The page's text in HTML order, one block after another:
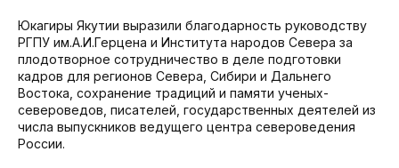
Юкагиры Якутии выразили благодарность руководству
РГПУ им.А.И.Герцена и Института народов Севера за
плодотворное сотрудничество в деле подготовки
кадров для регионов Севера, Сибири и Дальнего
Востока, сохранение традиций и памяти ученых-
североведов, писателей, государственных деятелей из
числа выпускников ведущего центра североведения
России.